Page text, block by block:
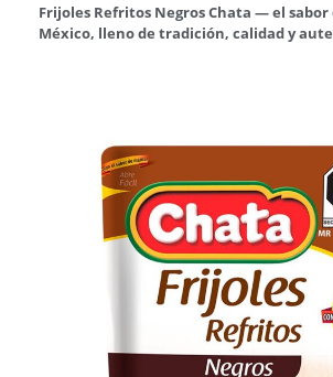
Frijoles Refritos Negros Chata — el sabor
México, lleno de tradición, calidad y